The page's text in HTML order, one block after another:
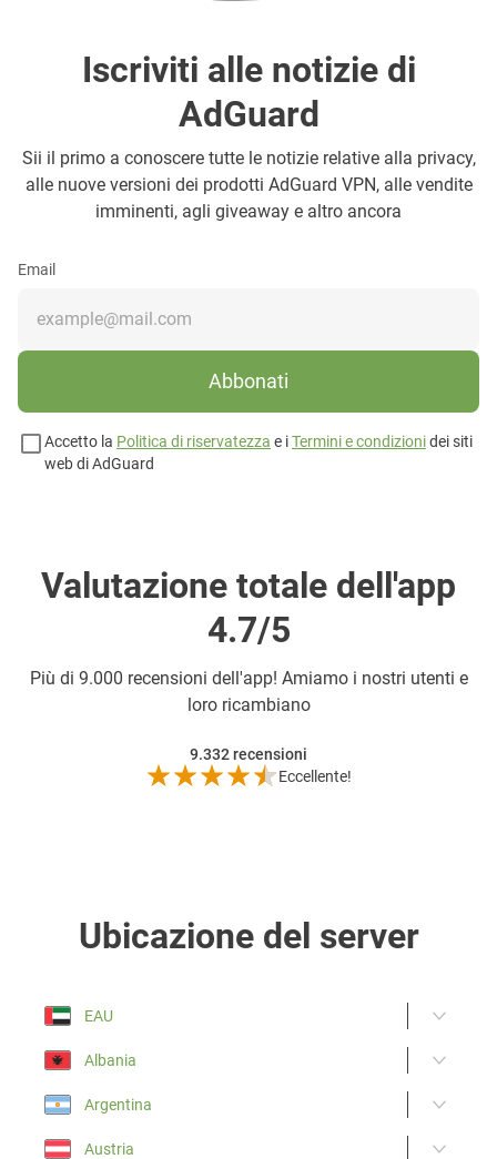
Iscriviti alle notizie di
AdGuard
Sii il primo a conoscere tutte le notizie relative alla privacy,
alle nuove versioni dei prodotti AdGuard VPN, alle vendite
imminenti, agli giveaway e altro ancora
Email
Abbonati
Accetto la Politica di riservatezza e iTermini e condizionidei siti
web di AdGuard
Valutazione totale dell'app
4.7/5
Più di 9.000 recensioni dell'app! Amiamo i nostri utenti e
loro ricambiano
9.332recensioni
Eccellente!
Ubicazione del server
EAU
Albania
Argentina
Austria